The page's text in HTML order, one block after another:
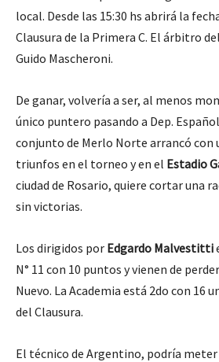
local. Desde las 15:30 hs abrirá la
Clausura de la Primera C. El árbitro
Guido Mascheroni.
De ganar, volvería a ser, al menos
único puntero pasando a Dep.
conjunto de Merlo Norte arrancó con
triunfos en el torneo y en el Estadio
ciudad de Rosario, quiere cortar una
sin victorias.
Los dirigidos por Edgardo Malvestitti
N° 11 con 10 puntos y vienen de
Nuevo. La Academia está 2do con 16
del Clausura.
El técnico de Argentino, podría